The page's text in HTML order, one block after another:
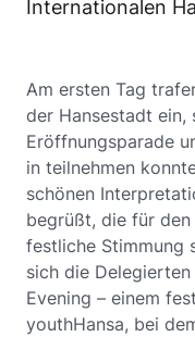
Internationalen
Am ersten Tag
der Hansestadt ein,
Eröffnungsparade
in teilnehmen
schönen
begrüßt, die für
festliche Stimmung
sich die
Evening – einem
youthHansa, bei